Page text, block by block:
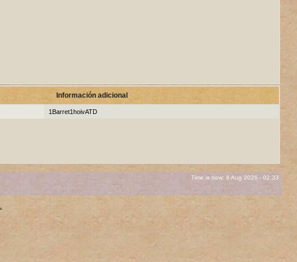
Información adicional
1Barret1hoivATD
Time is now: 8 Aug 2026 - 02:33